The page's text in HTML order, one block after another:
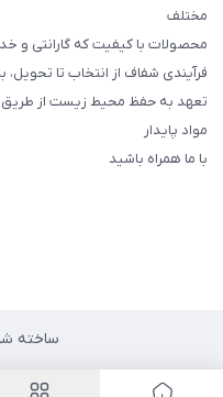
مختلف
محصولات با کیفیت که گارانتی و
فرآیندی شفاف از انتخاب تا تحویل،
تعهد به حفظ محیط زیست از طریق
مواد پایدار
با ما همراه باشید
ساخته